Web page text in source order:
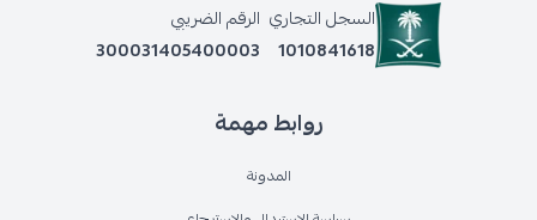
روابط مهمة
المدونة
السجل التجاري
1010841618
الرقم الضريبي
300031405400003